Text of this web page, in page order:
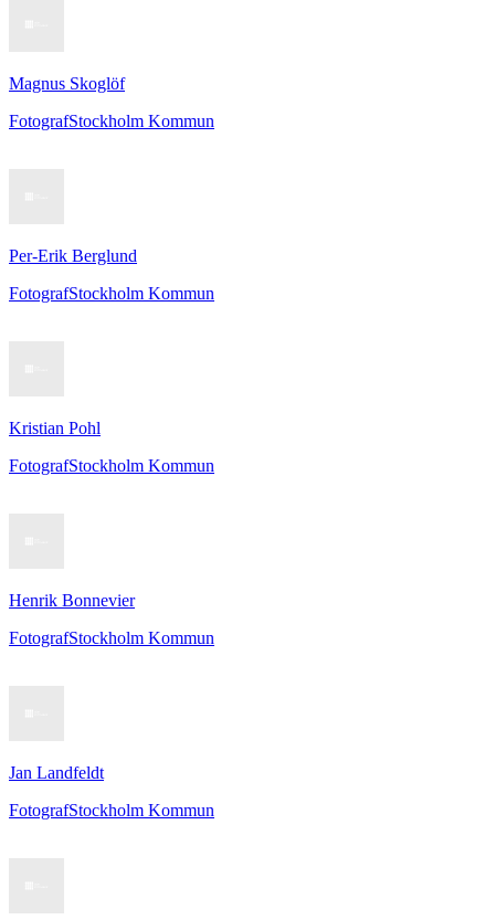
Magnus Skoglöf
FotografStockholm Kommun
Per-Erik Berglund
FotografStockholm Kommun
Kristian Pohl
FotografStockholm Kommun
Henrik Bonnevier
FotografStockholm Kommun
Jan Landfeldt
FotografStockholm Kommun